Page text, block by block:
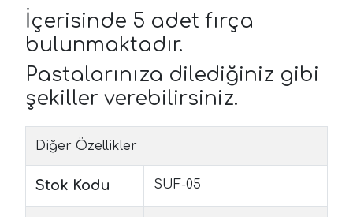
İçerisinde 5 adet fırça
bulunmaktadır.
Pastalarınıza dilediğiniz gibi
şekiller verebilirsiniz.
Diğer Özellikler
Stok Kodu SUF-05